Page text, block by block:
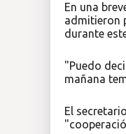
En una
admitieron
durante
"Puedo
mañana
El